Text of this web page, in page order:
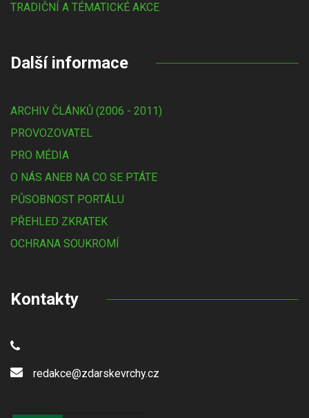
TRADIČNÍ A TÉMATICKÉ AKCE
Další informace
ARCHIV ČLÁNKŮ (2006 - 2011)
PROVOZOVATEL
PRO MÉDIA
O NÁS ANEB NA CO SE PTÁTE
PŮSOBNOST PORTÁLU
PŘEHLED ZKRATEK
OCHRANA SOUKROMÍ
Kontakty
redakce@zdarskevrchy.cz